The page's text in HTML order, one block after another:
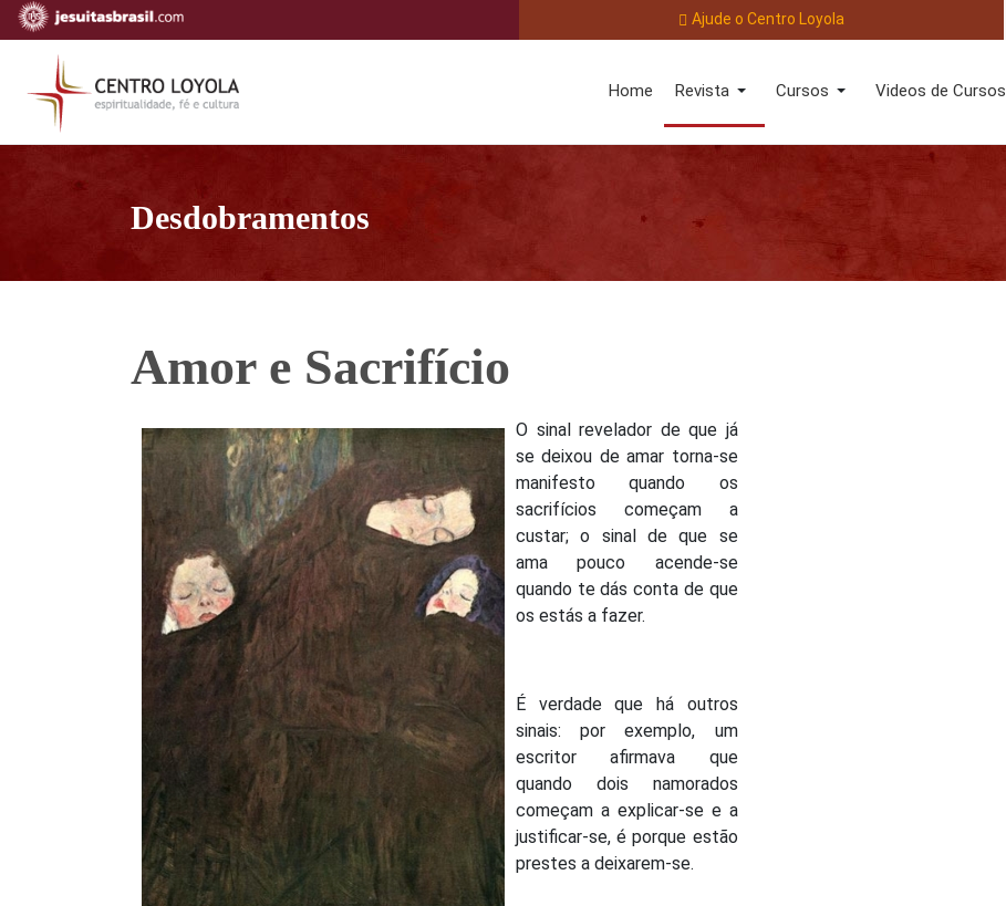
Ajude o Centro Loyola
Home Revista Cursos Videos de Cursos
Desdobramentos
Amor e Sacrifício
O sinal revelador de que já
se deixou de amar torna-se
manifesto quando os
sacrifícios começam a
custar; o sinal de que se
ama pouco acende-se
quando te dás conta de que
os estás a fazer.
É verdade que há outros
sinais: por exemplo, um
escritor afirmava que
quando dois namorados
começam a explicar-se e a
justificar-se, é porque estão
prestes a deixarem-se.